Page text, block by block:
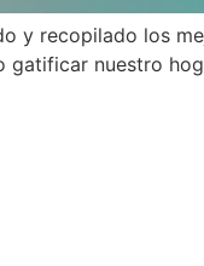
y recopilado los
gatificar nuestro